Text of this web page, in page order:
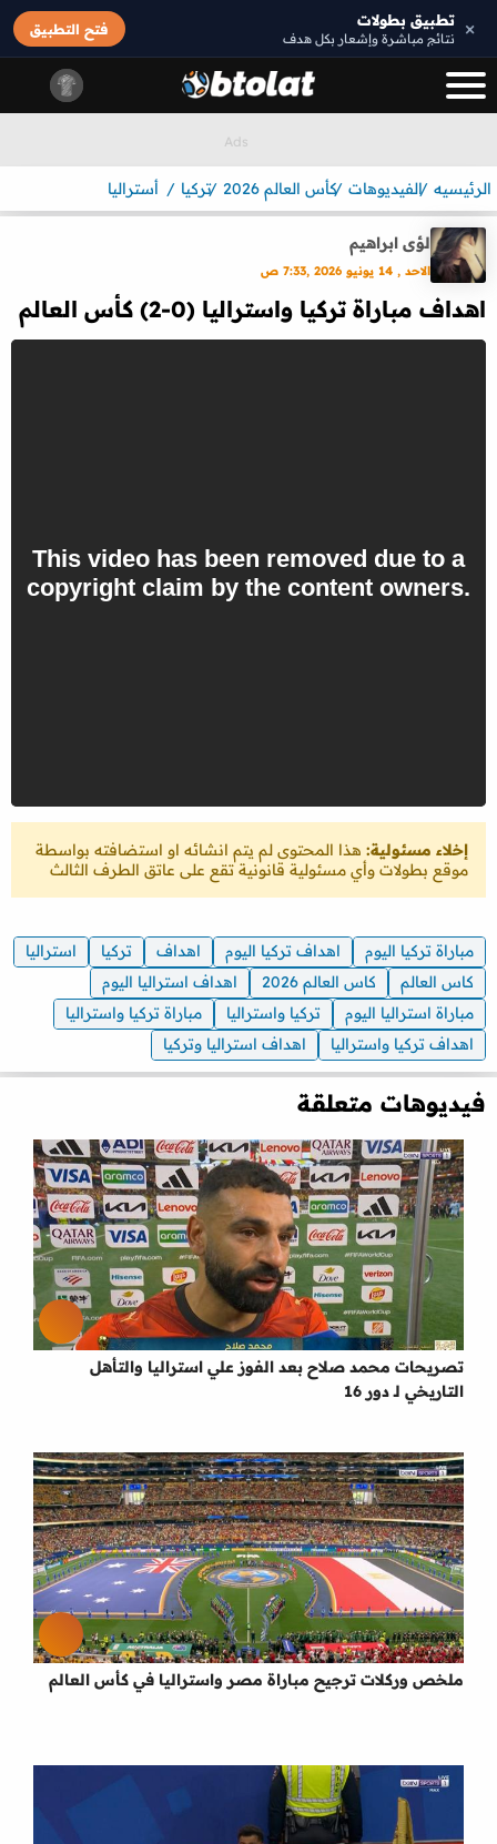
× تطبيق بطولات
نتائج مباشرة وإشعار بكل هدف
فتح التطبيق
الرئيسيه الفيديوهات كأس العالم 2026 تركيا أستراليا
لؤى ابراهيم
الاحد , 14 يونيو 2026 ,7:33 ص
اهداف مباراة تركيا واستراليا (0-2) كأس العالم
إخلاء مسئولية: هذا المحتوى لم يتم انشائه او استضافته بواسطة
موقع بطولات وأي مسئولية قانونية تقع على عاتق الطرف الثالث
مباراة تركيا اليوم اهداف تركيا اليوم اهداف تركيا
استراليا
كاس العالم
كاس العالم 2026
اهداف استراليا اليوم
مباراة استراليا اليوم
تركيا واستراليا
مباراة تركيا واستراليا
اهداف تركيا واستراليا
اهداف استراليا وتركيا
فيديوهات متعلقة
تصريحات محمد صلاح بعد الفوز علي استراليا والتأهل
التاريخي لـ دور 16
ملخص وركلات ترجيح مباراة مصر واستراليا في كأس العالم